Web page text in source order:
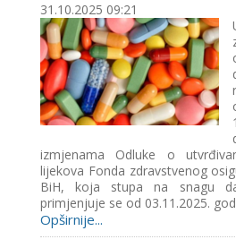
31.10.2025 09:21
izmjenama Odluke o
lijekova Fonda zdravstvenog
BiH, koja stupa na snagu
primjenjuje se od 03.11.2025.
Opširnije...